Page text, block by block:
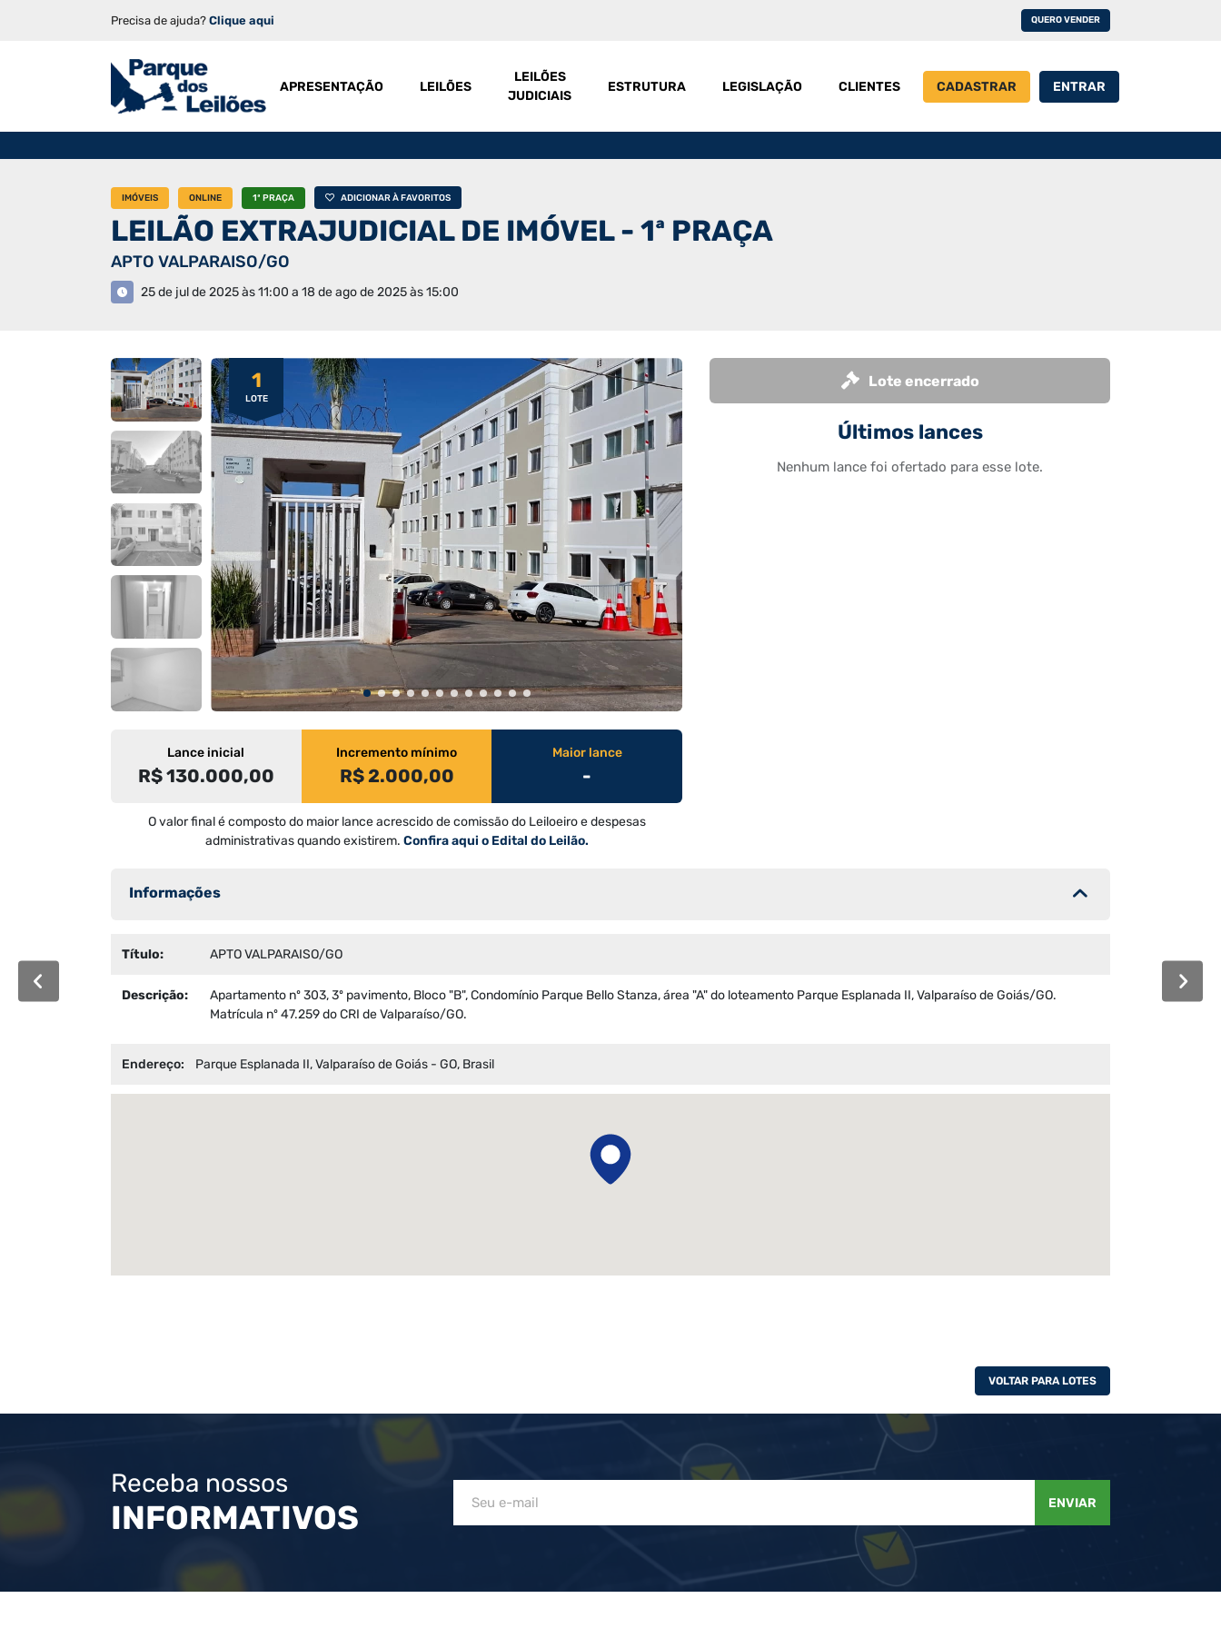
Precisa de ajuda? Clique aqui QUERO VENDER
APRESENTAÇÃO LEILÕES
LEILÕES
JUDICIAIS
ESTRUTURA LEGISLAÇÃO CLIENTES CADASTRAR ENTRAR
IMÓVEIS ONLINE 1ª PRAÇA ADICIONAR À FAVORITOS
LEILÃO EXTRAJUDICIAL DE IMÓVEL - 1ª PRAÇA
APTO VALPARAISO/GO
25 de jul de 2025 às 11:00 a 18 de ago de 2025 às 15:00
1
LOTE
Lance inicial
R$ 130.000,00
Incremento mínimo
R$ 2.000,00
Maior lance
-
O valor final é composto do maior lance acrescido de comissão do Leiloeiro e despesas
administrativas quando existirem. Confira aqui o Edital do Leilão.
Lote encerrado
Últimos lances
Nenhum lance foi ofertado para esse lote.
Informações
Título: APTO VALPARAISO/GO
Descrição:
Apartamento nº 303, 3º pavimento, Bloco "B", Condomínio Parque Bello Stanza, área "A" do loteamento Parque Esplanada II, Valparaíso de Goiás/GO.
Matrícula nº 47.259 do CRI de Valparaíso/GO.
Endereço: Parque Esplanada II, Valparaíso de Goiás - GO, Brasil
VOLTAR PARA LOTES
Receba nossos
INFORMATIVOS ENVIAR